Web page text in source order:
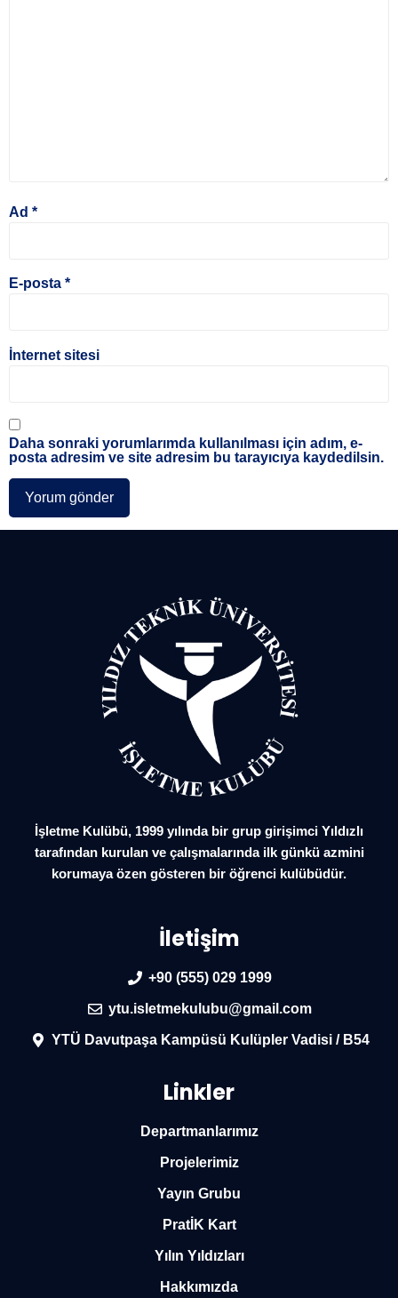
Ad *
E-posta *
İnternet sitesi
Daha sonraki yorumlarımda kullanılması için adım, e-
posta adresim ve site adresim bu tarayıcıya kaydedilsin.
İşletme Kulübü, 1999 yılında bir grup girişimci Yıldızlı
tarafından kurulan ve çalışmalarında ilk günkü azmini
korumaya özen gösteren bir öğrenci kulübüdür.
İletişim
+90 (555) 029 1999
ytu.isletmekulubu@gmail.com
YTÜ Davutpaşa Kampüsü Kulüpler Vadisi / B54
Linkler
Departmanlarımız
Projelerimiz
Yayın Grubu
PratİK Kart
Yılın Yıldızları
Hakkımızda